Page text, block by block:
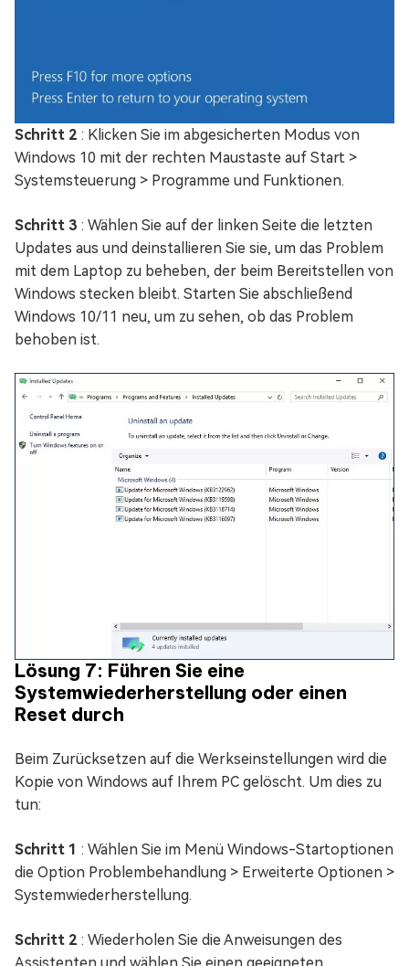
Schritt 2 : Klicken Sie im abgesicherten Modus von
Windows 10 mit der rechten Maustaste auf Start >
Systemsteuerung > Programme und Funktionen.
Schritt 3 : Wählen Sie auf der linken Seite die letzten
Updates aus und deinstallieren Sie sie, um das Problem
mit dem Laptop zu beheben, der beim Bereitstellen von
Windows stecken bleibt. Starten Sie abschließend
Windows 10/11 neu, um zu sehen, ob das Problem
behoben ist.
Lösung 7: Führen Sie eine
Systemwiederherstellung oder einen
Reset durch
Beim Zurücksetzen auf die Werkseinstellungen wird die
Kopie von Windows auf Ihrem PC gelöscht. Um dies zu
tun:
Schritt 1 : Wählen Sie im Menü Windows-Startoptionen
die Option Problembehandlung > Erweiterte Optionen >
Systemwiederherstellung.
Schritt 2 : Wiederholen Sie die Anweisungen des